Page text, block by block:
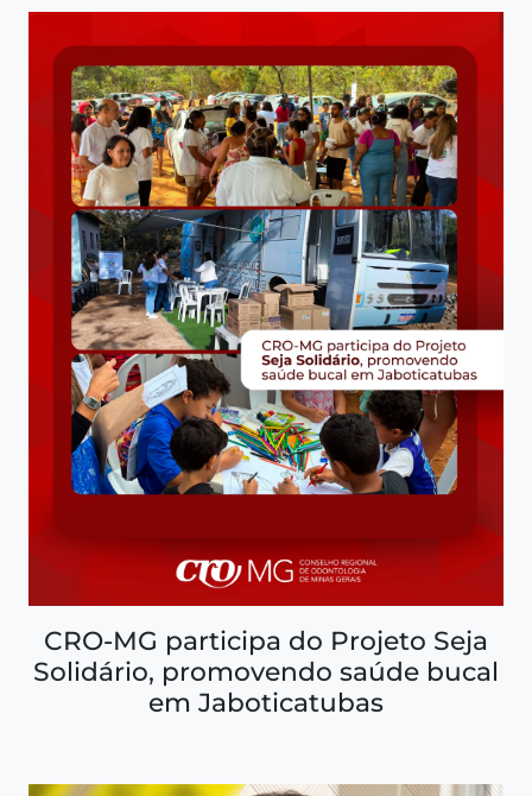
CRO-MG participa do Projeto Seja
Solidário, promovendo saúde bucal
em Jaboticatubas